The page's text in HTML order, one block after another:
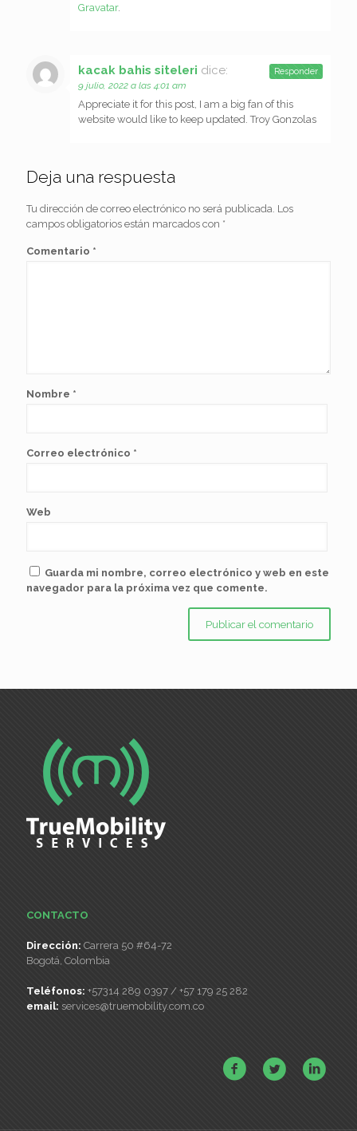
Gravatar.
kacak bahis siteleri dice:
9 julio, 2022 a las 4:01 am
Appreciate it for this post, I am a big fan of this
website would like to keep updated. Troy Gonzolas
Responder
Deja una respuesta
Tu dirección de correo electrónico no será publicada. Los
campos obligatorios están marcados con *
Comentario *
Nombre *
Correo electrónico *
Web
Guarda mi nombre, correo electrónico y web en este
navegador para la próxima vez que comente.
CONTACTO
Dirección: Carrera 50 #64-72
Bogotá, Colombia
Teléfonos: +57314 289 0397 / +57 179 25 282
email: services@truemobility.com.co